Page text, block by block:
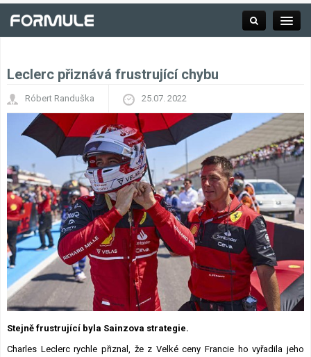
Závodní série
Kalendář F1
Výsledky F1
Týmy a jezdci F1
Okruhy F1
Leclerc přiznává frustrující chybu
Róbert Randuška 25.07. 2022
Stejně frustrující byla Sainzova strategie.
Charles Leclerc rychle přiznal, že z Velké ceny Francie ho vyřadila jeho